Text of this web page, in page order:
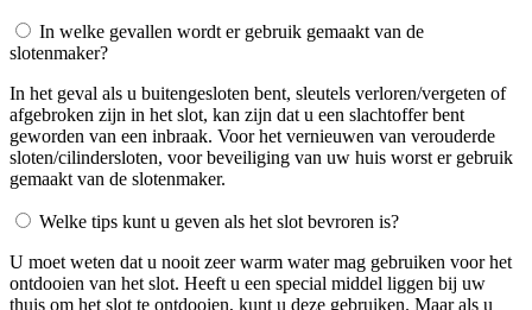
In welke gevallen wordt er gebruik gemaakt van de
slotenmaker?
In het geval als u buitengesloten bent, sleutels verloren/vergeten of
afgebroken zijn in het slot, kan zijn dat u een slachtoffer bent
geworden van een inbraak. Voor het vernieuwen van verouderde
sloten/cilindersloten, voor beveiliging van uw huis worst er gebruik
gemaakt van de slotenmaker.
Welke tips kunt u geven als het slot bevroren is?
U moet weten dat u nooit zeer warm water mag gebruiken voor het
ontdooien van het slot. Heeft u een special middel liggen bij uw
thuis om het slot te ontdooien, kunt u deze gebruiken. Maar als u